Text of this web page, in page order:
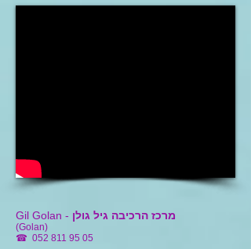
Gil Golan - מרכז הרכיבה גיל גולן
(Golan)
☎ 052 811 95 05